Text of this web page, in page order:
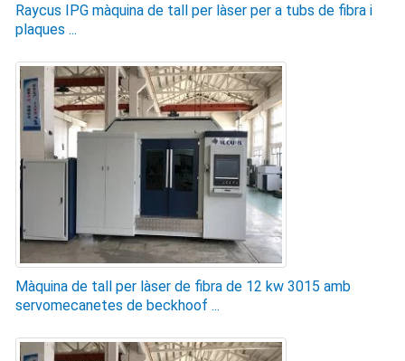
Raycus IPG màquina de tall per làser per a tubs de fibra i
plaques ...
Màquina de tall per làser de fibra de 12 kw 3015 amb
servomecanetes de beckhoof ...